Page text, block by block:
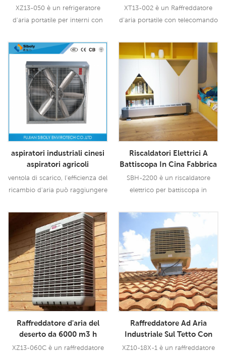
PP Cina portatile
evaporativo raffreddatore
XZ13-050 è un refrigeratore
d'aria portatile per interni con
portatile in Cina per la casa con
flusso d'aria di 5000 CMH, 3
velocità con telecomando.
Leggi Di Più
raffreddamento ad aria con
telecomando di piccole
XT13-002 è un Raffreddatore
d'aria portatile con telecomando
Raffreddatore d'aria mobile in
porcellana con flusso d'aria di
200 cmH, 3 velocità con
Leggi Di Più
aspiratori industriali cinesi
aspiratori agricoli
ventola di scarico, l'efficienza del
ricambio d'aria può raggiungere
ventole di scarico sono
ampiamente utilizzate
nell'industria e nell'agricoltura.
Leggi Di Più
Riscaldatori Elettrici A
Battiscopa In Cina Fabbrica
Di Riscaldatori Portatili
Lowes
SBH-2200 è un riscaldatore
elettrico per battiscopa in
lowes con uscita 2200 W, ha una
protezione di sicurezza multipla.
Leggi Di Più
Raffreddatore d'aria del
deserto da 6000 m3 h
produttore di raffreddatori
XZ13-060C è un raffreddatore
Raffreddatore Ad Aria
Industriale Sul Tetto Con
Scarico Industriale
XZ10-18X-1 è un raffreddatore